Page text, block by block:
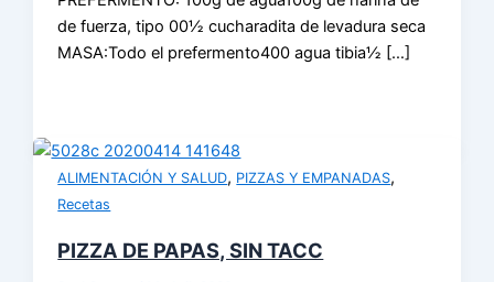
de fuerza, tipo 00½ cucharadita de levadura seca
MASA:Todo el prefermento400 agua tibia½ […]
ALIMENTACIÓN Y SALUD, PIZZAS Y EMPANADAS,
Recetas
PIZZA DE PAPAS, SIN TACC